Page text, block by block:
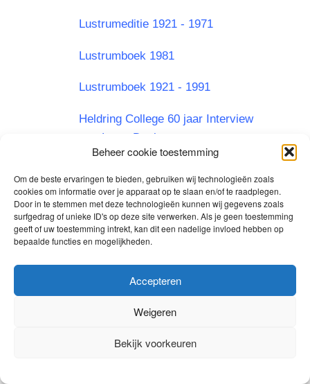
Beheer cookie toestemming
Om de beste ervaringen te bieden, gebruiken wij technologieën zoals
cookies om informatie over je apparaat op te slaan en/of te raadplegen.
Door in te stemmen met deze technologieën kunnen wij gegevens zoals
surfgedrag of unieke ID's op deze site verwerken. Als je geen toestemming
geeft of uw toestemming intrekt, kan dit een nadelige invloed hebben op
bepaalde functies en mogelijkheden.
Accepteren
Weigeren
Bekijk voorkeuren
Lustrumeditie 1921 - 1971
Lustrumboek 1981
Lustrumboek 1921 - 1991
Heldring College 60 jaar Interview
met L van Donk
Lesrooster 1965-1966 Heldring-
College Zetten
Programma en boekenlijst 1966 -
College 1971